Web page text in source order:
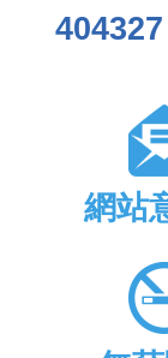
網站